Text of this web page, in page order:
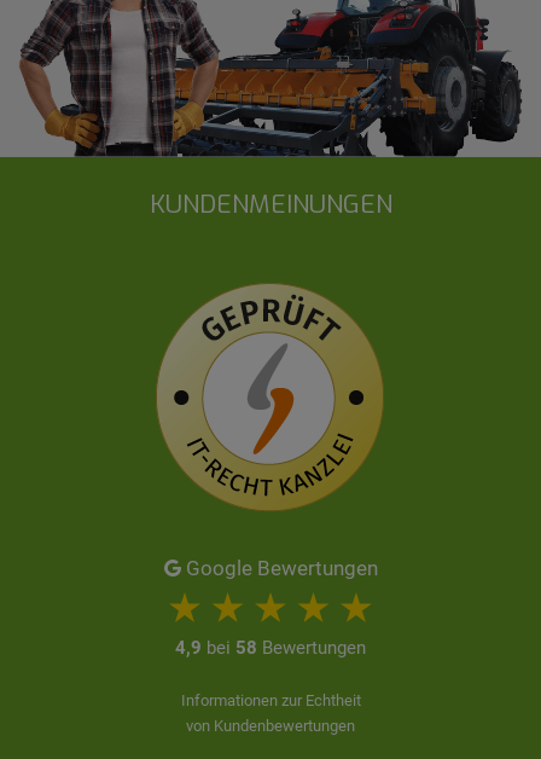
KUNDENMEINUNGEN
Google Bewertungen
4,9 bei 58 Bewertungen
Informationen zur Echtheit
von Kundenbewertungen